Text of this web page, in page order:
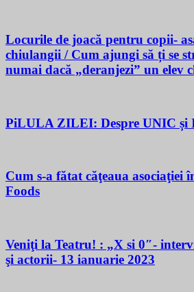
Locurile de joacă pentru copii-
chiulangii / Cum ajungi să ți se
numai dacă „deranjezi” un elev
PiLULA ZILEI: Despre UNIC și
Cum s-a fătat căţeaua asociaţiei
Foods
Veniţi la Teatru! : „X si 0″-
şi actorii- 13 ianuarie 2023